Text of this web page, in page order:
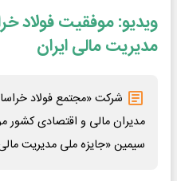
ویدیو: موفقیت فولاد
مدیریت مالی ایران
شرکت «مجتمع فولاد
مدیران مالی و اقتصادی کشور
سیمین «جایزه ملی مدیریت